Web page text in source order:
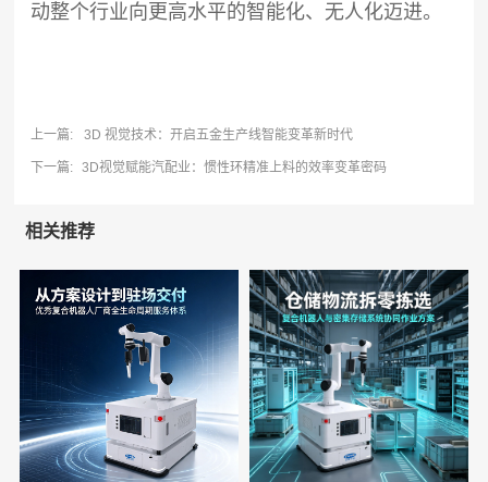
动整个行业向更高水平的智能化、无人化迈进。
上一篇: 3D 视觉技术：开启五金生产线智能变革新时代
下一篇: 3D视觉赋能汽配业：惯性环精准上料的效率变革密码
相关推荐